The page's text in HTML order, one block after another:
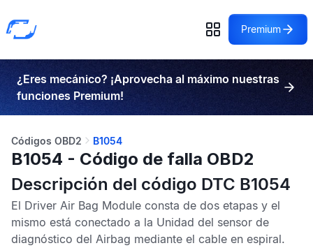
Premium
¿Eres mecánico? ¡Aprovecha al máximo nuestras
funciones Premium!
Códigos OBD2 B1054
B1054 - Código de falla OBD2
Descripción del código DTC B1054
El Driver Air Bag Module consta de dos etapas y el
mismo está conectado a la Unidad del sensor de
diagnóstico del Airbag mediante el cable en espiral.